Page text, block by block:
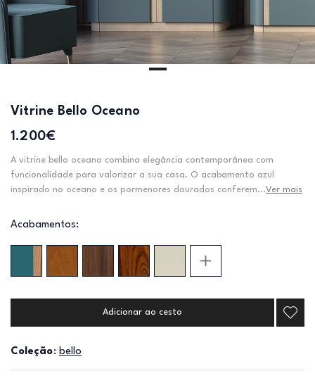
Vitrine Bello Oceano
1.200€
A vitrine bello oceano combina elegância contemporânea com
funcionalidade para valorizar a sua casa. O acabamento azul
inspirado no oceano e os pormenores dourados conferem...Ver mais
Acabamentos:
Adicionar ao cesto
Coleção: bello